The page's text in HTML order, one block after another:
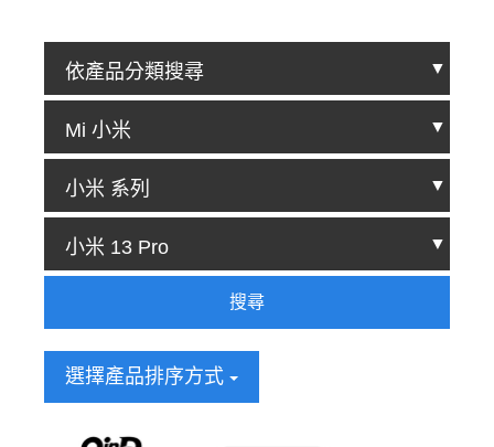
搜尋
選擇產品排序方式